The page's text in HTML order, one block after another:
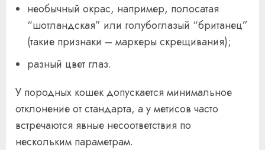
необычный окрас, например, полосатая
“шотландская” или голубоглазый “британец”
(такие признаки – маркеры скрещивания);
разный цвет глаз.
У породных кошек допускается минимальное
отклонение от стандарта, а у метисов часто
встречаются явные несоответствия по
нескольким параметрам.